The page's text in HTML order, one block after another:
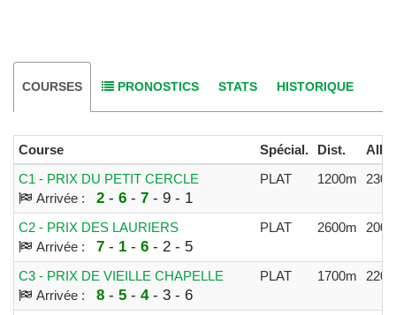
COURSES PRONOSTICS STATS HISTORIQUE
Course Spécial. Dist.
C1 - PRIX DU PETIT CERCLE
Arrivée :
2- 6- 7- 9 - 1
PLAT 1200m
C2 - PRIX DES LAURIERS
Arrivée :
7- 1 - 6- 2 - 5
PLAT 2600m
C3 - PRIX DE VIEILLE CHAPELLE
Arrivée :
8- 5- 4- 3 - 6
PLAT 1700m